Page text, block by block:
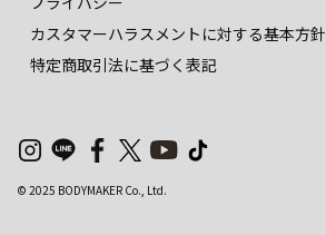
カスタマーハラスメントに対する基本方針
特定商取引法に基づく表記
© 2025 BODYMAKER Co., Ltd.